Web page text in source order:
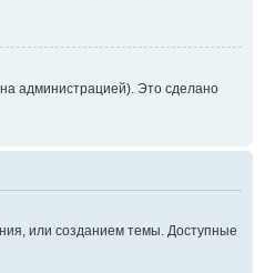
администрацией). Это сделано
или созданием темы. Доступные